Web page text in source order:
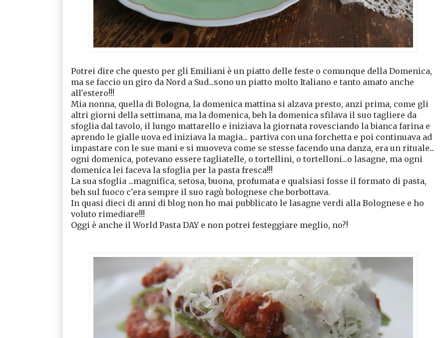
Potrei dire che questo per gli Emiliani è un piatto delle feste o comunque della Domenica,
ma se faccio un giro da Nord a Sud...sono un piatto molto Italiano e tanto amato anche
all'estero!!!
Mia nonna, quella di Bologna, la domenica mattina si alzava presto, anzi prima, come gli
altri giorni della settimana, ma la domenica, beh la domenica sfilava il suo tagliere da
sfoglia dal tavolo, il lungo mattarello e iniziava la giornata rovesciando la bianca farina e
aprendo le gialle uova ed iniziava la magia... partiva con una forchetta e poi continuava ad
impastare con le sue mani e si muoveva come se stesse facendo una danza, era un rituale...
ogni domenica, potevano essere tagliatelle, o tortellini, o tortelloni...o lasagne, ma ogni
domenica lei faceva la sfoglia per la pasta fresca!!!
La sua sfoglia ...magnifica, setosa, buona, profumata e qualsiasi fosse il formato di pasta,
beh sul fuoco c'era sempre il suo ragù bolognese che borbottava.
In quasi dieci di anni di blog non ho mai pubblicato le lasagne verdi alla Bolognese e ho
voluto rimediare!!!
Oggi è anche il World Pasta DAY e non potrei festeggiare meglio, no?!